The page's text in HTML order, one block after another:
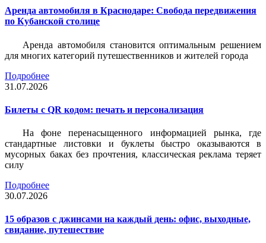
Аренда автомобиля в Краснодаре: Свобода передвижения
по Кубанской столице
Аренда автомобиля становится оптимальным решением
для многих категорий путешественников и жителей города
Подробнее
31.07.2026
Билеты c QR кодом: печать и персонализация
На фоне перенасыщенного информацией рынка, где
стандартные листовки и буклеты быстро оказываются в
мусорных баках без прочтения, классическая реклама теряет
силу
Подробнее
30.07.2026
15 образов с джинсами на каждый день: офис, выходные,
свидание, путешествие